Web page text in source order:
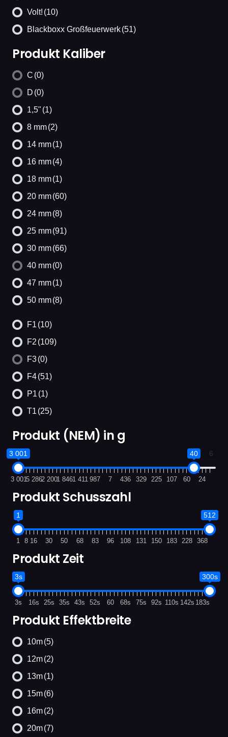
Volt! (10)
Blackboxx Großfeuerwerk(51)
Produkt Kaliber
C (0)
D (0)
1,5" (1)
8 mm(2)
14 mm(1)
16 mm(4)
18 mm(1)
20 mm(60)
24 mm(8)
25 mm(91)
30 mm(66)
40 mm(0)
47 mm(1)
50 mm(8)
F1 (10)
F2 (109)
F3(0)
F4(51)
P1 (1)
T1 (25)
Produkt (NEM) in g
6
3 001 40
3 0015 2862 2001 8461 411 987 7 436 329 225 107 60 24
Produkt Schusszahl
1 512
1 8 16 30 50 68 83 96 108 131 150 183 228 368
Produkt Zeit
3s 300s
3s 16s 25s 35s 43s 52s 60 68s 75s 92s 110s 142s 183s
Produkt Effektbreite
10m(5)
12m(2)
13m(1)
15m(6)
16m(2)
20m(7)